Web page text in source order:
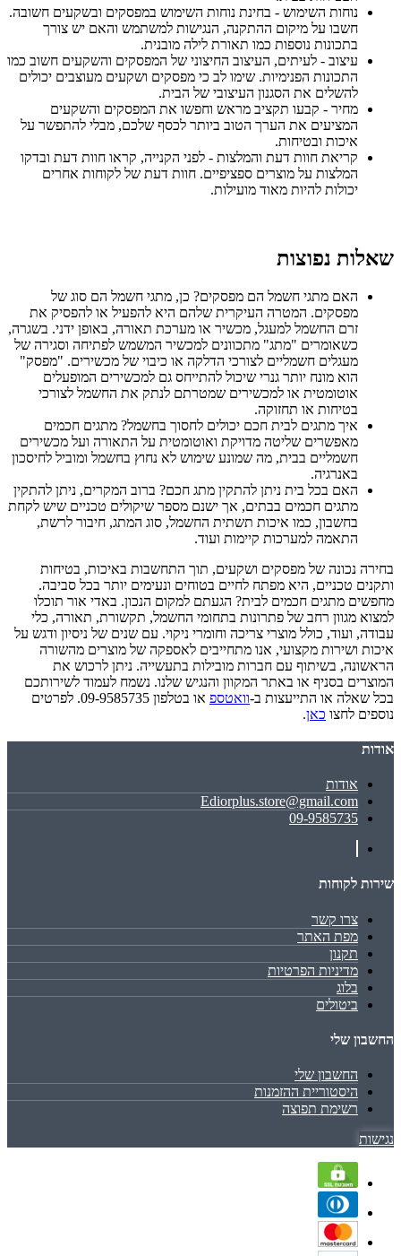
נוחות השימוש - בחינת נוחות השימוש במפסקים ובשקעים חשובה.
חשבו על מיקום ההתקנה, הנגישות למשתמש והאם יש צורך
בתכונות נוספות כמו תאורת לילה מובנית.
עיצוב - לעיתים, העיצוב החיצוני של המפסקים והשקעים חשוב כמו
התכונות הפנימיות. שימו לב כי מפסקים ושקעים מעוצבים יכולים
להשלים את הסגנון העיצובי של הבית.
מחיר - קבעו תקציב מראש וחפשו את המפסקים והשקעים
המציעים את הערך הטוב ביותר לכסף שלכם, מבלי להתפשר על
איכות ובטיחות.
קריאת חוות דעת והמלצות - לפני הקנייה, קראו חוות דעת ובדקו
המלצות על מוצרים ספציפיים. חוות דעת של לקוחות אחרים
יכולות להיות מאוד מועילות.
שאלות נפוצות
האם מתגי חשמל הם מפסקים? כן, מתגי חשמל הם סוג של
מפסקים. המטרה העיקרית שלהם היא להפעיל או להפסיק את
זרם החשמל למעגל, מכשיר או מערכת תאורה, באופן ידני. בשגרה,
כשאומרים "מתג" מתכוונים למכשיר המשמש לפתיחה וסגירה של
מעגלים חשמליים לצורכי הדלקה או כיבוי של מכשירים. "מפסק"
הוא מונח יותר גנרי שיכול להתייחס גם למכשירים המופעלים
אוטומטית או למכשירים שמטרתם לנתק את החשמל לצורכי
בטיחות או תחזוקה.
איך מתגים לבית חכם יכולים לחסוך בחשמל? מתגים חכמים
מאפשרים שליטה מדויקת ואוטומטית על התאורה ועל מכשירים
חשמליים בבית, מה שמונע שימוש לא נחוץ בחשמל ומוביל לחיסכון
באנרגיה.
האם בכל בית ניתן להתקין מתג חכם? ברוב המקרים, ניתן להתקין
מתגים חכמים בבתים, אך ישנם מספר שיקולים טכניים שיש לקחת
בחשבון, כמו איכות תשתית החשמל, סוג המתג, חיבור לרשת,
התאמה למערכות קיימות ועוד.
בחירה נכונה של מפסקים ושקעים, תוך התחשבות באיכות, בטיחות
ותקנים טכניים, היא מפתח לחיים בטוחים ונעימים יותר בכל סביבה.
מחפשים מתגים חכמים לבית? הגעתם למקום הנכון. באדי אור תוכלו
למצוא מגוון רחב של פתרונות בתחומי החשמל, תקשורת, תאורה, כלי
עבודה, ועוד, כולל מוצרי צריכה וחומרי ניקוי. עם שנים של ניסיון ודגש על
איכות ושירות מקצועי, אנו מתחייבים לאספקה של מוצרים מהשורה
הראשונה, בשיתוף עם חברות מובילות בתעשייה. ניתן לרכוש את
המוצרים בסניף או באתר המקוון והנגיש שלנו. נשמח לעמוד לשירותכם
בכל שאלה או התייעצות ב-וואטספ
או בטלפון 09-9585735. לפרטים
נוספים לחצו כאן.
אודות
אודות
Ediorplus.store@gmail.com
09-9585735
שירות לקוחות
צרו קשר
מפת האתר
תקנון
מדיניות הפרטיות
בלוג
ביטולים
החשבון שלי
החשבון שלי
היסטוריית ההזמנות
רשימת תפוצה
נגישות